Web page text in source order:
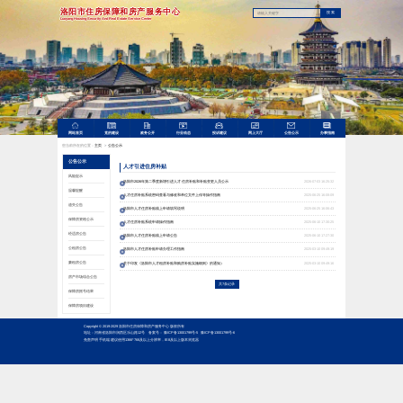
洛阳市住房保障和房产服务中心
Luoyang Housing Security And Real Estate Service Center
搜索
网站首页 党的建设 政务公开 行业动态 投诉建议 网上大厅 公告公示 办事指南
您当前所在的位置：主页 > 公告公示
公告公示
风险提示
温馨提醒
遗失公告
保障房资格公示
经适房公告
公租房公告
廉租房公告
房产市场综合公告
保障房摇号结果
保障房项目建设
人才引进住房补贴
洛阳市2026年第二季度新增引进人才 住房补贴和补贴变更人员公示
人才住房补贴系统密码查看与修改和单位文件上传等操作指南 2025-06-25 16:08:09
洛阳市人才住房补贴线上申请填写说明 2025-06-25 16:06:43
人才住房补贴系统申请操作指南 2025-06-10 17:30:25
洛阳市人才住房补贴线上申请公告 2025-06-10 17:27:30
洛阳市人才住房补贴申请办理工作指南 2025-03-10 09:49:19
关于印发《洛阳市人才租房补贴和购房补贴实施细则》的通知）
共7条记录
Copyright © 2019-2029 洛阳市住房保障和房产服务中心 版权所有
地址：河南省洛阳市涧西区乐山路12号 备案号：豫ICP备13001799号-5
豫ICP备13001799号-6
免责声明手机端建议使用1366*768及以上分辨率，IE8及以上版本浏览器